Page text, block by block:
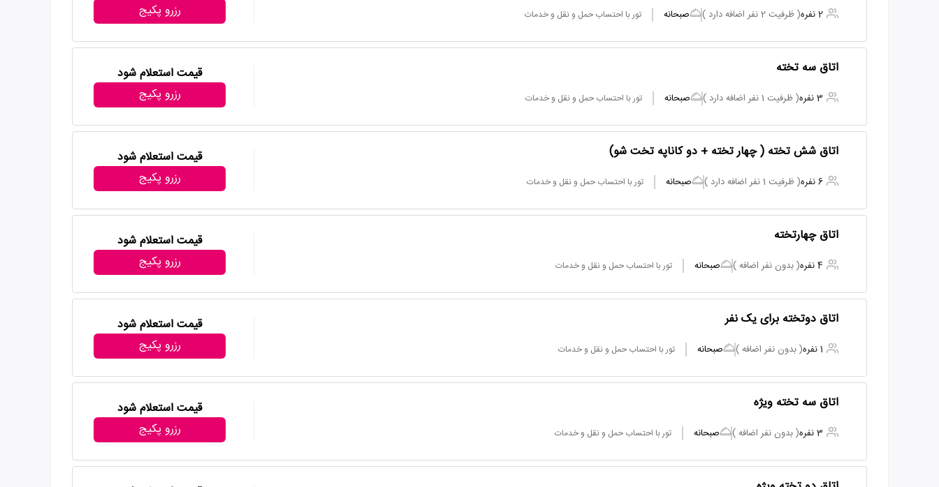
2 نفره ( ظرفیت 2 نفر اضافه دارد ) صبحانه تور با احتساب حمل و نقل و خدمات
رزرو پکیج
اتاق سه تخته
3 نفره ( ظرفیت 1 نفر اضافه دارد ) صبحانه تور با احتساب حمل و نقل و خدمات
قیمت استعلام شود
رزرو پکیج
اتاق شش تخته ( چهار تخته + دو کاناپه تخت شو)
6 نفره ( ظرفیت 1 نفر اضافه دارد ) صبحانه تور با احتساب حمل و نقل و خدمات
قیمت استعلام شود
رزرو پکیج
اتاق چهارتخته
4 نفره ( بدون نفر اضافه ) صبحانه تور با احتساب حمل و نقل و خدمات
قیمت استعلام شود
رزرو پکیج
اتاق دوتخته برای یک نفر
1 نفره ( بدون نفر اضافه ) صبحانه تور با احتساب حمل و نقل و خدمات
قیمت استعلام شود
رزرو پکیج
اتاق سه تخته ویژه
3 نفره ( بدون نفر اضافه ) صبحانه تور با احتساب حمل و نقل و خدمات
قیمت استعلام شود
رزرو پکیج